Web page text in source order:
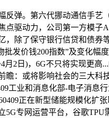
弹。第六代挪动通信手艺
点驱动力，公司第一方模子
，除了保守银行信贷和债券
批发价钱200指数”及变化幅
月2日)，6G不只将实现更高
瞻：或将影响社会的三大科
工业和消息化部-电子消息
正在新型储能规模化扩
5G专网运营平台，谷歌TPU